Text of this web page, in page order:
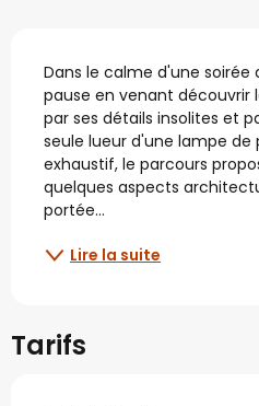
Description
Dans le calme d'une
pause en venant découvrir
par ses détails insolites et
seule lueur d'une lampe de
exhaustif, le parcours
quelques aspects
portée...
Lire la suite
Tarifs